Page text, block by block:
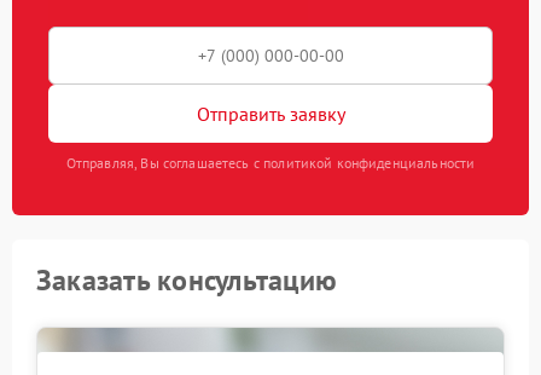
Отправить заявку
Отправляя, Вы соглашаетесь с политикой конфиденциальности
Заказать консультацию